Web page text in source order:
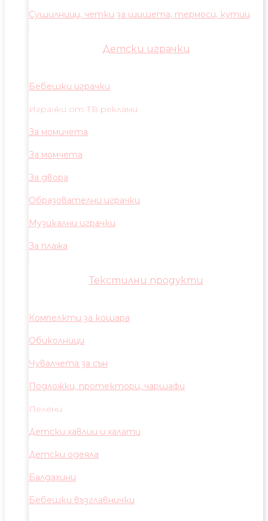
Сушилници, четки за шишета, термоси, кутии
Детски играчки
Бебешки играчки
Играчки от ТВ реклами
За момичета
За момчета
За двора
Образователни играчки
Музикални играчки
За плажа
Текстилни продукти
Компелкти за кошара
Обиколници
Чувалчета за сън
Подложки, протектори, чаршафи
Пелени
Детски хавлии и халати
Детски одеяла
Балдахини
Бебешки възглавнички